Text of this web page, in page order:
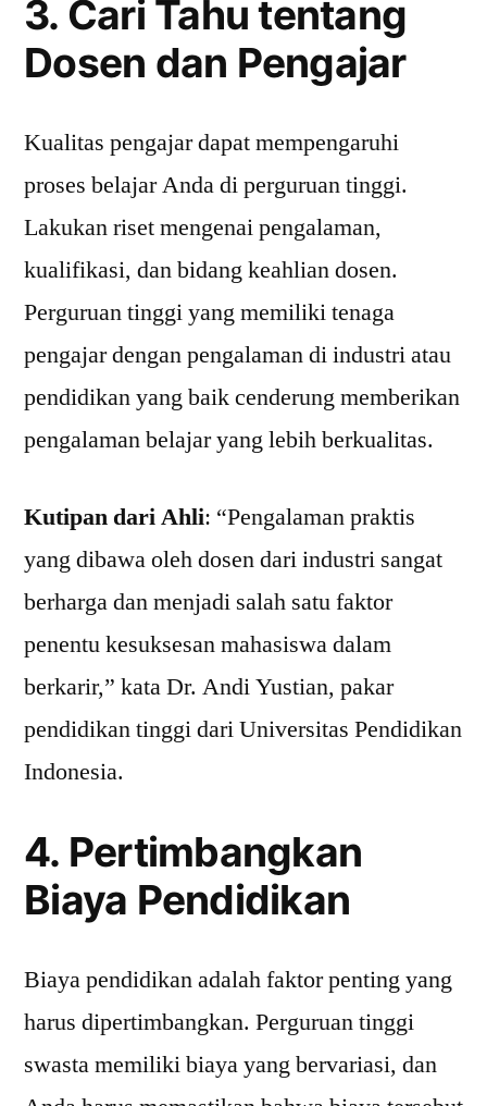
3. Cari Tahu tentang
Dosen dan Pengajar
Kualitas pengajar dapat mempengaruhi
proses belajar Anda di perguruan tinggi.
Lakukan riset mengenai pengalaman,
kualifikasi, dan bidang keahlian dosen.
Perguruan tinggi yang memiliki tenaga
pengajar dengan pengalaman di industri atau
pendidikan yang baik cenderung memberikan
pengalaman belajar yang lebih berkualitas.
Kutipan dari Ahli: “Pengalaman praktis
yang dibawa oleh dosen dari industri sangat
berharga dan menjadi salah satu faktor
penentu kesuksesan mahasiswa dalam
berkarir,” kata Dr. Andi Yustian, pakar
pendidikan tinggi dari Universitas Pendidikan
Indonesia.
4. Pertimbangkan
Biaya Pendidikan
Biaya pendidikan adalah faktor penting yang
harus dipertimbangkan. Perguruan tinggi
swasta memiliki biaya yang bervariasi, dan